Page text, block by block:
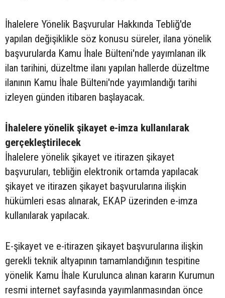
İhalelere Yönelik Başvurular Hakkında Tebliğ'de
yapılan değişiklikle söz konusu süreler, ilana yönelik
başvurularda Kamu İhale Bülteni'nde yayımlanan ilk
ilan tarihini, düzeltme ilanı yapılan hallerde düzeltme
ilanının Kamu İhale Bülteni'nde yayımlandığı tarihi
izleyen günden itibaren başlayacak.
İhalelere yönelik şikayet e-imza kullanılarak
gerçekleştirilecek
İhalelere yönelik şikayet ve itirazen şikayet
başvuruları, tebliğin elektronik ortamda yapılacak
şikayet ve itirazen şikayet başvurularına ilişkin
hükümleri esas alınarak, EKAP üzerinden e-imza
kullanılarak yapılacak.
E-şikayet ve e-itirazen şikayet başvurularına ilişkin
gerekli teknik altyapının tamamlandığının tespitine
yönelik Kamu İhale Kurulunca alınan kararın Kurumun
resmi internet sayfasında yayımlanmasından önce